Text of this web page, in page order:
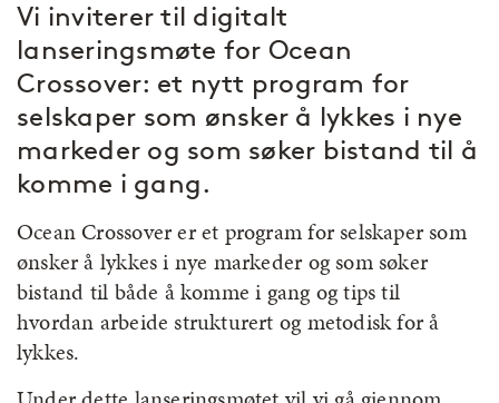
Vi inviterer til digitalt
lanseringsmøte for Ocean
Crossover: et nytt program for
selskaper som ønsker å lykkes i nye
markeder og som søker bistand til å
komme i gang.
Ocean Crossover er et program for selskaper som
ønsker å lykkes i nye markeder og som søker
bistand til både å komme i gang og tips til
hvordan arbeide strukturert og metodisk for å
lykkes.